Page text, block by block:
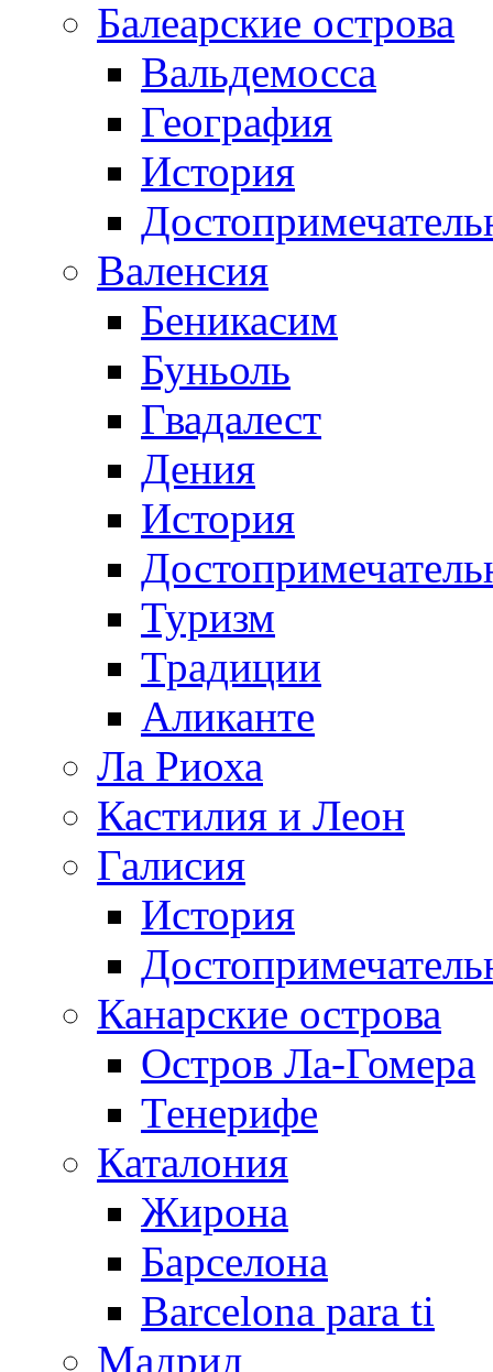
Балеарские острова
Вальдемосса
География
История
Валенсия
Беникасим
Буньоль
Гвадалест
Дения
История
Туризм
Традиции
Аликанте
Ла Риоха
Кастилия и Леон
Галисия
История
Канарские острова
Остров Ла-Гомера
Тенерифе
Каталония
Жирона
Барселона
Barcelona para ti
Мадрид